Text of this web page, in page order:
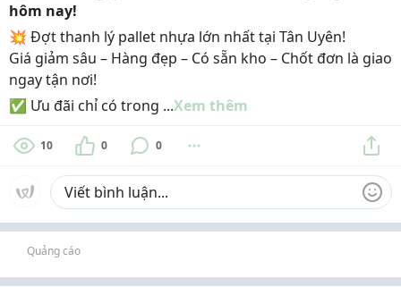
hôm nay!
💥 Đợt thanh lý pallet nhựa lớn nhất tại Tân Uyên!
Giá giảm sâu – Hàng đẹp – Có sẵn kho – Chốt đơn là giao
ngay tận nơi!
✅ Ưu đãi chỉ có trong ...Xem thêm
10 0 0
Quảng cáo